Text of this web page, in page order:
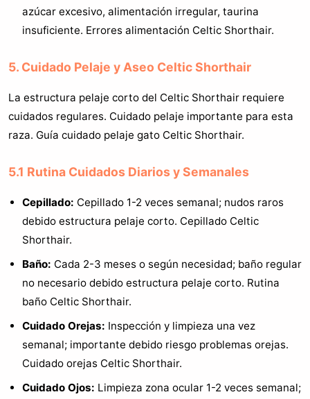
azúcar excesivo, alimentación irregular, taurina
insuficiente. Errores alimentación Celtic Shorthair.
5. Cuidado Pelaje y Aseo Celtic Shorthair
La estructura pelaje corto del Celtic Shorthair requiere
cuidados regulares. Cuidado pelaje importante para esta
raza. Guía cuidado pelaje gato Celtic Shorthair.
5.1 Rutina Cuidados Diarios y Semanales
Cepillado: Cepillado 1-2 veces semanal; nudos raros
debido estructura pelaje corto. Cepillado Celtic
Shorthair.
Baño: Cada 2-3 meses o según necesidad; baño regular
no necesario debido estructura pelaje corto. Rutina
baño Celtic Shorthair.
Cuidado Orejas: Inspección y limpieza una vez
semanal; importante debido riesgo problemas orejas.
Cuidado orejas Celtic Shorthair.
Cuidado Ojos: Limpieza zona ocular 1-2 veces semanal;